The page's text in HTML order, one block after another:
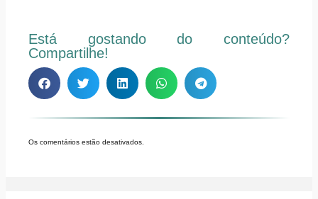
Está gostando do conteúdo?
Compartilhe!
Os comentários estão desativados.